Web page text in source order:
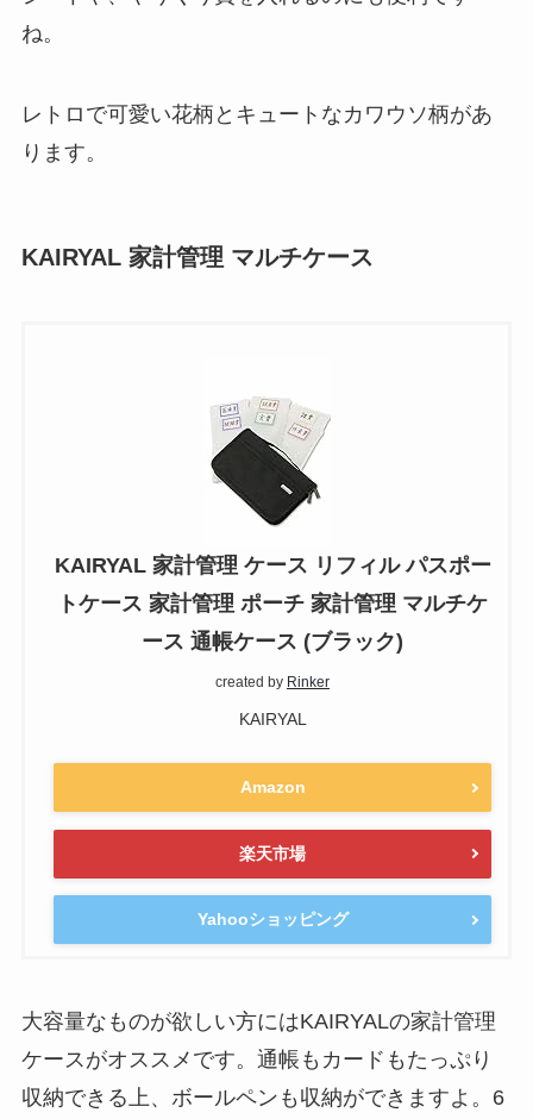
ね。
レトロで可愛い花柄とキュートなカワウソ柄があ
ります。
KAIRYAL 家計管理 マルチケース
KAIRYAL 家計管理 ケース リフィル パスポー
トケース 家計管理 ポーチ 家計管理 マルチケ
ース 通帳ケース (ブラック)
created by Rinker
KAIRYAL
Amazon
楽天市場
Yahooショッピング
大容量なものが欲しい方にはKAIRYALの家計管理
ケースがオススメです。通帳もカードもたっぷり
収納できる上、ボールペンも収納ができますよ。6